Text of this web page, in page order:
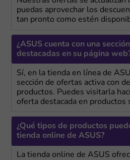
puedas aprovechar los
tan pronto como estén
¿ASUS cuenta con una
destacadas en su página
Sí, en la tienda en línea de
sección de ofertas activa con
productos. Puedes visitarla
oferta destacada en productos
¿Qué tipos de productos
tienda online de ASUS?
La tienda online de ASUS